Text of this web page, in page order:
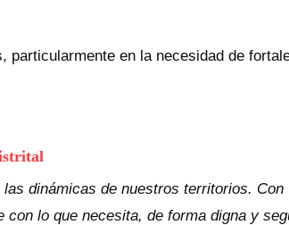
en la necesidad de
dinámicas de nuestros territorios.
lo que necesita, de forma digna y